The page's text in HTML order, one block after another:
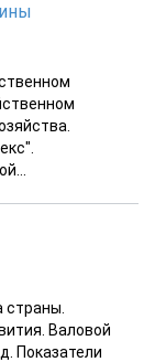
Валовой
Показатели